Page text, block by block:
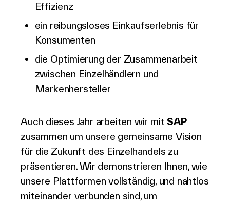
Karriere
Link
Deutsch
Effizienz
ein reibungsloses Einkaufserlebnis für
Konsumenten
die Optimierung der Zusammenarbeit
zwischen Einzelhändlern und
Markenhersteller
Auch dieses Jahr arbeiten wir mitSAP
zusammen um unsere gemeinsame Vision
für die Zukunft des Einzelhandels zu
präsentieren. Wir demonstrieren Ihnen, wie
unsere Plattformen vollständig, und nahtlos
miteinander verbunden sind, um